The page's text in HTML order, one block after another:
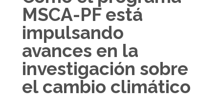
MSCA-PF está
impulsando
avances en la
investigación sobre
el cambio climático